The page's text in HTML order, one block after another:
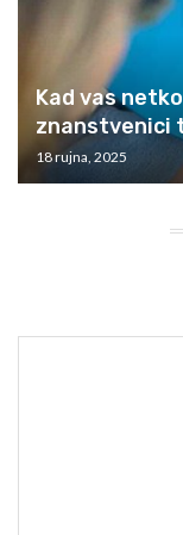
Kad vas
znanstvenici
18 rujna, 2025